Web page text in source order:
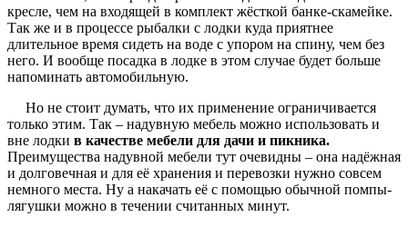
кресле, чем на входящей в комплект жёсткой банке-скамейке.
Так же и в процессе рыбалки с лодки куда приятнее
длительное время сидеть на воде с упором на спину, чем без
него. И вообще посадка в лодке в этом случае будет больше
напоминать автомобильную.
Но не стоит думать, что их применение ограничивается
только этим. Так – надувную мебель можно использовать и
вне лодки в качестве мебели для дачи и пикника.
Преимущества надувной мебели тут очевидны – она надёжная
и долговечная и для её хранения и перевозки нужно совсем
немного места. Ну а накачать её с помощью обычной помпы-
лягушки можно в течении считанных минут.